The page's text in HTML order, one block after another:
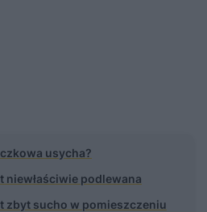
usycha?
niewłaściwie podlewana
zbyt sucho w pomieszczeniu